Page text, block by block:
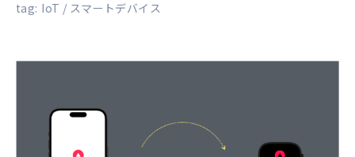
tag: IoT スマートデバイス